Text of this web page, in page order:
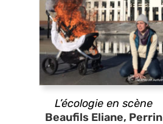
L’écologie en scène
Beaufils Eliane, Perrin